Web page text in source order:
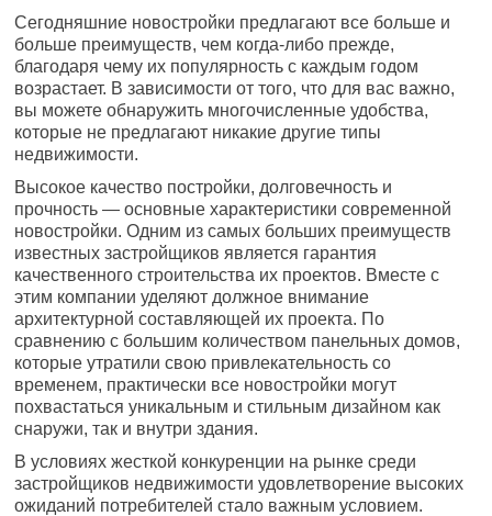
Сегодняшние новостройки предлагают все больше и
больше преимуществ, чем когда-либо прежде,
благодаря чему их популярность с каждым годом
возрастает. В зависимости от того, что для вас важно,
вы можете обнаружить многочисленные удобства,
которые не предлагают никакие другие типы
недвижимости.
Высокое качество постройки, долговечность и
прочность — основные характеристики современной
новостройки. Одним из самых больших преимуществ
известных застройщиков является гарантия
качественного строительства их проектов. Вместе с
этим компании уделяют должное внимание
архитектурной составляющей их проекта. По
сравнению с большим количеством панельных домов,
которые утратили свою привлекательность со
временем, практически все новостройки могут
похвастаться уникальным и стильным дизайном как
снаружи, так и внутри здания.
В условиях жесткой конкуренции на рынке среди
застройщиков недвижимости удовлетворение высоких
ожиданий потребителей стало важным условием.